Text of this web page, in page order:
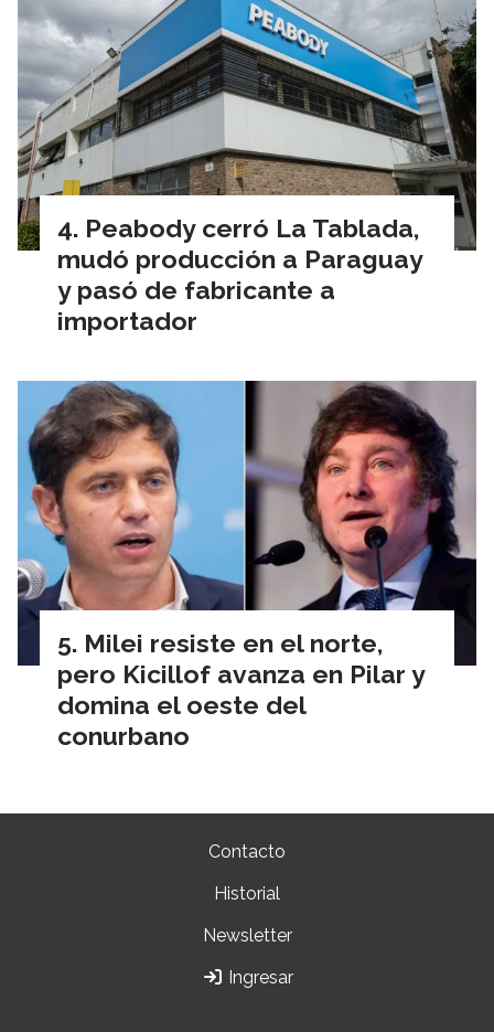
Peabody cerró La Tablada,
mudó producción a Paraguay
y pasó de fabricante a
importador
Milei resiste en el norte,
pero Kicillof avanza en Pilar y
domina el oeste del
conurbano
Contacto
Historial
Newsletter
Ingresar